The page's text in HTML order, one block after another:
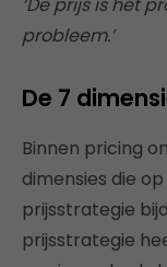
probleem.’
De 7
Binnen pricing
dimensies die
prijsstrategie
prijsstrategie